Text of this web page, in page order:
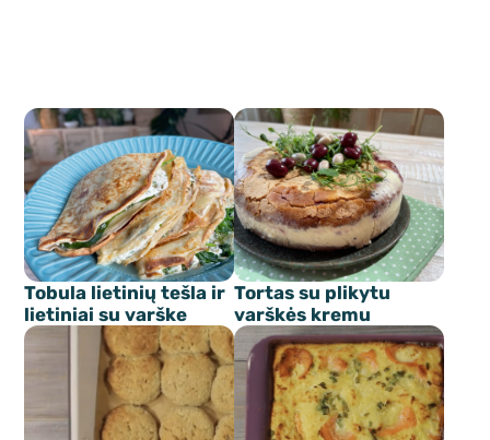
Tobula lietinių tešla ir
lietiniai su varške
Tortas su plikytu
varškės kremu